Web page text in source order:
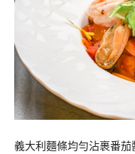
義大利麵條均勻沾裹番